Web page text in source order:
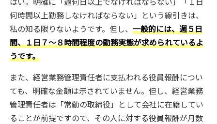
何時間以上勤務しなければならない」という線引きは、
私の知る限りないようです。但し、 一般的には、週５日
間、１日７～８時間程度の勤務実態が求められているよ
うです。
また、経営業務管理責任者に支払われる役員報酬につい
ても、明確な金額は示されていません。但し、経営業務
管理責任者は「常勤の取締役」として会社に在籍してい
ることが前提ですので、その人に対する役員報酬が月数